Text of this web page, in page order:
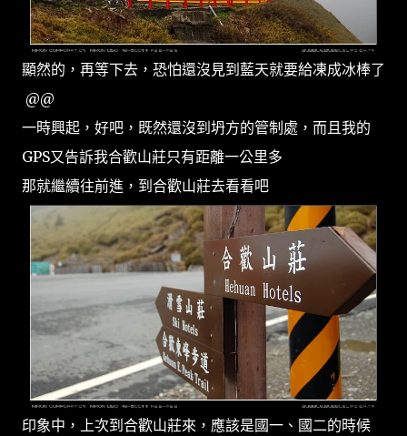
顯然的，再等下去，恐怕還沒見到藍天就要給凍成冰棒了
@@
一時興起，好吧，既然還沒到坍方的管制處，而且我的
GPS又告訴我合歡山莊只有距離一公里多
那就繼續往前進，到合歡山莊去看看吧
印象中，上次到合歡山莊來，應該是國一、國二的時候